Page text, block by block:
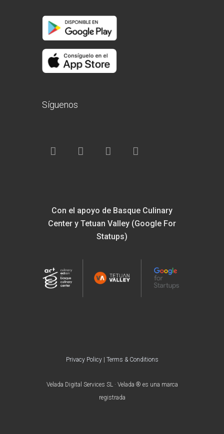
Síguenos
Con el apoyo de Basque Culinary
Center y Tetuan Valley (Google For
Statups)
Privacy Policy| Terms & Conditions
Velada Digital Services SL · Velada ® es una marca
registrada